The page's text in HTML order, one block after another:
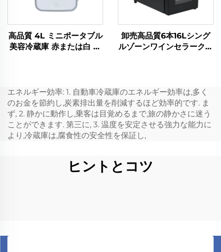
高品質 4L ミニポータブル
美容冷蔵庫 赤または白 ス
卸売高品質6本16Lシング
ルゾーンワインセラークー
エネルギー効率: 1. 自動車冷蔵庫のエネルギー効率は,多く
のお金を節約し,炭素排出量を削減するほど効率的です. ま
ず, 2. 静かに動作し,乗客は目覚めるまで,旅の静かさに迷う
ことができます. 第三に, 3. 温度を安定させる強力な能力に
より,冷蔵庫は,腐食性の安全性を保証し,
ヒントとコツ